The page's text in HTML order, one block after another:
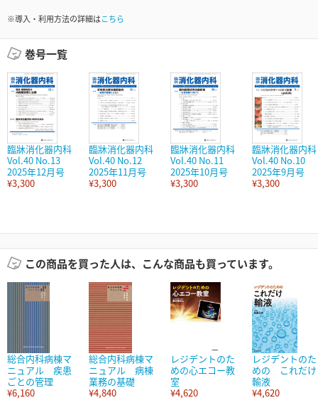
※導入・利用方法の詳細はこちら
巻号一覧
臨牀消化器内科
Vol.40 No.13
2025年12月号
¥3,300
臨牀消化器内科
Vol.40 No.12
2025年11月号
¥3,300
臨牀消化器内科
Vol.40 No.11
2025年10月号
¥3,300
臨牀消化器内科
Vol.40 No.10
2025年9月号
¥3,300
この商品を買った人は、こんな商品も買っています。
総合内科病棟マ
ニュアル 疾患
ごとの管理
¥6,160
総合内科病棟マ
ニュアル 病棟
業務の基礎
¥4,840
レジデントのた
めの心エコー教
室
¥4,620
レジデントのた
めの これだけ
輸液
¥4,620